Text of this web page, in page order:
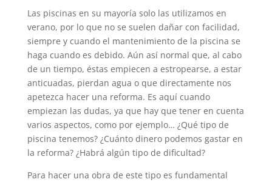
Las piscinas en su mayoría solo las utilizamos en
verano, por lo que no se suelen dañar con facilidad,
siempre y cuando el mantenimiento de la piscina se
haga cuando es debido. Aún así normal que, al cabo
de un tiempo, éstas empiecen a estropearse, a estar
anticuadas, pierdan agua o que directamente nos
apetezca hacer una reforma. Es aquí cuando
empiezan las dudas, ya que hay que tener en cuenta
varios aspectos, como por ejemplo… ¿Qué tipo de
piscina tenemos? ¿Cuánto dinero podemos gastar en
la reforma? ¿Habrá algún tipo de dificultad?
Para hacer una obra de este tipo es fundamental